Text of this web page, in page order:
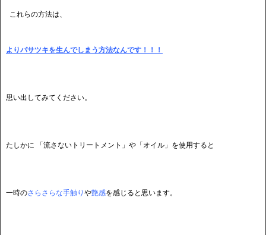
これらの方法は、
よりパサツキを生んでしまう方法なんです！！！
思い出してみてください。
たしかに 「流さないトリートメント」や「オイル」を使用すると
一時のさらさらな手触り や艶感を感じると思います。